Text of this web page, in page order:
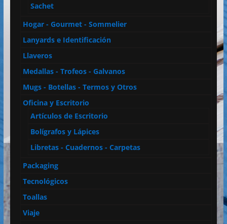
Sachet
Hogar - Gourmet - Sommelier
Lanyards e Identificación
Llaveros
Medallas - Trofeos - Galvanos
Mugs - Botellas - Termos y Otros
Oficina y Escritorio
Artículos de Escritorio
Bolígrafos y Lápices
Libretas - Cuadernos - Carpetas
Packaging
Tecnológicos
Toallas
Viaje